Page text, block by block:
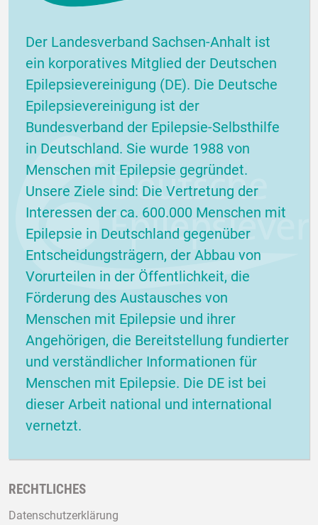
Der Landesverband Sachsen-Anhalt ist
ein korporatives Mitglied der Deutschen
Epilepsievereinigung (DE). Die Deutsche
Epilepsievereinigung ist der
Bundesverband der Epilepsie-Selbsthilfe
in Deutschland. Sie wurde 1988 von
Menschen mit Epilepsie gegründet.
Unsere Ziele sind: Die Vertretung der
Interessen der ca. 600.000 Menschen mit
Epilepsie in Deutschland gegenüber
Entscheidungsträgern, der Abbau von
Vorurteilen in der Öffentlichkeit, die
Förderung des Austausches von
Menschen mit Epilepsie und ihrer
Angehörigen, die Bereitstellung fundierter
und verständlicher Informationen für
Menschen mit Epilepsie. Die DE ist bei
dieser Arbeit national und international
vernetzt.
RECHTLICHES
Datenschutzerklärung